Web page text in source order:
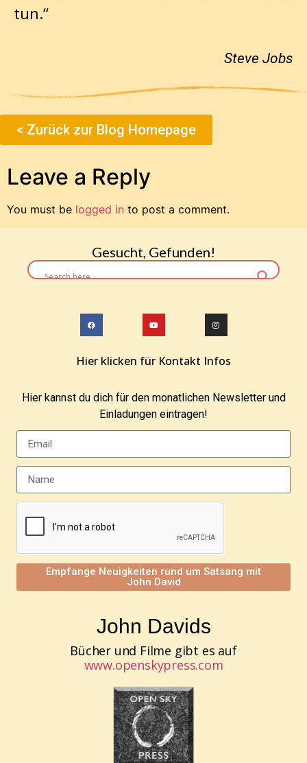
tun.“
Steve Jobs
< Zurück zur Blog Homepage
Leave a Reply
You must be logged in to post a comment.
Gesucht, Gefunden!
Hier klicken für Kontakt Infos
Hier kannst du dich für den monatlichen Newsletter und
Einladungen eintragen!
Empfange Neuigkeiten rund um Satsang mit
John David
John Davids
Bücher und Filme gibt es auf
www.openskypress.com